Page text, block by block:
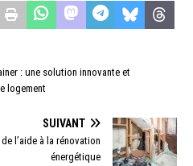
: une solution innovante et
logement
SUIVANT
l’aide à la rénovation
énergétique